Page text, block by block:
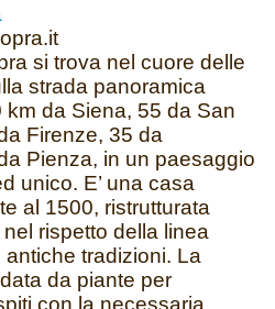
si trova nel cuore delle
strada panoramica
km da Siena, 55 da San
Firenze, 35 da
Pienza, in un paesaggio
unico. E’ una casa
al 1500, ristrutturata
rispetto della linea
tradizioni. La
da piante per
con la necessaria